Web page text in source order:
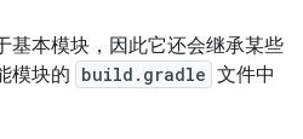
基本模块，因此它还会继承某些
模块的 build.gradle 文件中